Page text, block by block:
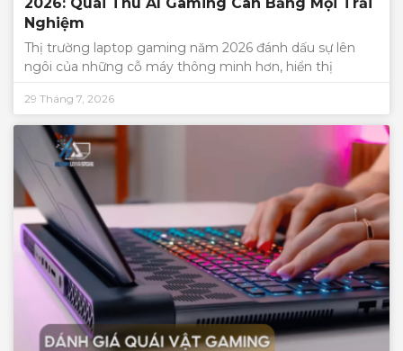
Nghiệm
Thị trường laptop gaming năm 2026 đánh dấu sự lên
ngôi của những cỗ máy thông minh hơn, hiển thị
29 Tháng 7, 2026